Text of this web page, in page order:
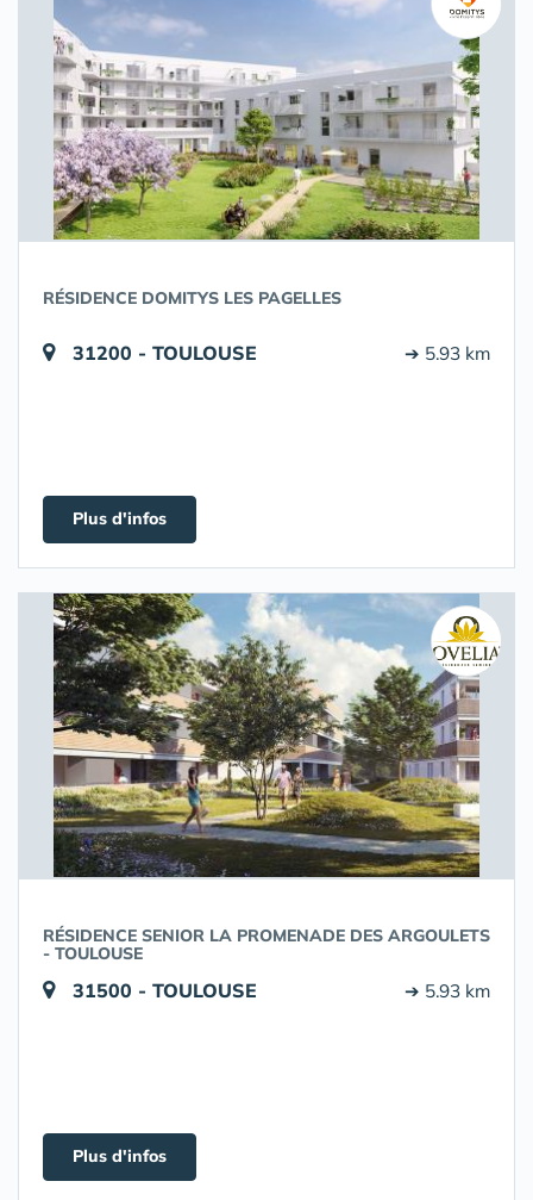
RÉSIDENCE DOMITYS LES PAGELLES
31200 - TOULOUSE ➔ 5.93 km
Plus d'infos
RÉSIDENCE SENIOR LA PROMENADE DES ARGOULETS
- TOULOUSE
31500 - TOULOUSE ➔ 5.93 km
Plus d'infos